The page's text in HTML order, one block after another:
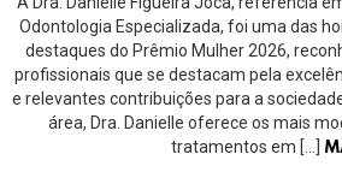
Odontologia Especializada, foi uma das
destaques do Prêmio Mulher 2026,
profissionais que se destacam pela
e relevantes contribuições para a
área, Dra. Danielle oferece os mais
tratamentos em […]